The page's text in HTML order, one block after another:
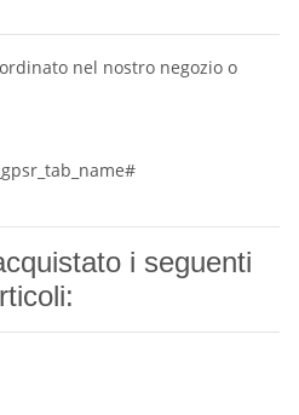
nel nostro negozio o
i seguenti